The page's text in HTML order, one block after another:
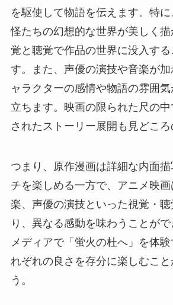
を駆使して物語を伝えます。特
怪たちの幻想的な世界が美しく
覚と聴覚で作品の世界に没入する
す。また、声優の演技や音楽が
ャラクターの感情や物語の雰囲
立ちます。映画の限られた尺の
されたストーリー展開も見どころ
つまり、原作漫画は詳細な内面
チを楽しめる一方で、アニメ映
楽、声優の演技といった視覚・
り、異なる感動を味わうことが
メディアで「蛍火の杜へ」を体
れぞれの良さを存分に楽しむこと
う。